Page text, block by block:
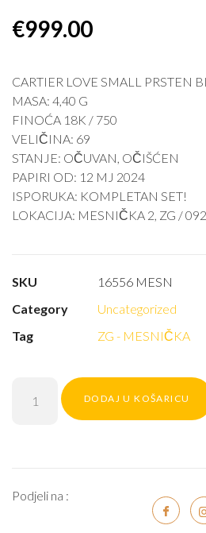
€999.00
CARTIER LOVE SMALL PRSTEN
MASA: 4,40 G
FINOĆA 18K / 750
VELIČINA: 69
STANJE: OČUVAN, OČIŠĆEN
PAPIRI OD: 12 MJ 2024
ISPORUKA: KOMPLETAN SET!
LOKACIJA: MESNIČKA 2, ZG /
SKU
16556 MESN
Category
Uncategorized
Tag
ZG - MESNIČKA
DODAJ U KOŠARICU
Podjeli na :